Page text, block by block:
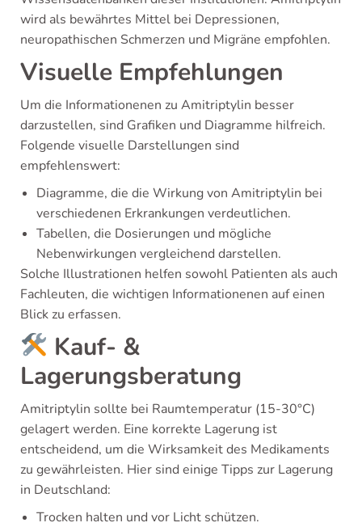
wird als bewährtes Mittel bei Depressionen,
neuropathischen Schmerzen und Migräne empfohlen.
Visuelle Empfehlungen
Um die Informationenen zu Amitriptylin besser
darzustellen, sind Grafiken und Diagramme hilfreich.
Folgende visuelle Darstellungen sind
empfehlenswert:
Diagramme, die die Wirkung von Amitriptylin bei
verschiedenen Erkrankungen verdeutlichen.
Tabellen, die Dosierungen und mögliche
Nebenwirkungen vergleichend darstellen.
Solche Illustrationen helfen sowohl Patienten als auch
Fachleuten, die wichtigen Informationenen auf einen
Blick zu erfassen.
Kauf- &
Lagerungsberatung
Amitriptylin sollte bei Raumtemperatur (15-30°C)
gelagert werden. Eine korrekte Lagerung ist
entscheidend, um die Wirksamkeit des Medikaments
zu gewährleisten. Hier sind einige Tipps zur Lagerung
in Deutschland:
Trocken halten und vor Licht schützen.